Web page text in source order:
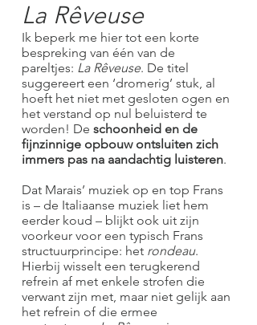
La Rêveuse
Ik beperk me hier tot een korte
bespreking van één van de
pareltjes: La Rêveuse. De titel
suggereert een ‘dromerig’ stuk, al
hoeft het niet met gesloten ogen en
het verstand op nul beluisterd te
worden! De schoonheid en de
fijnzinnige opbouw ontsluiten zich
immers pas na aandachtig luisteren.
Dat Marais’ muziek op en top Frans
is – de Italiaanse muziek liet hem
eerder koud – blijkt ook uit zijn
voorkeur voor een typisch Frans
structuurprincipe: het rondeau.
Hierbij wisselt een terugkerend
refrein af met enkele strofen die
verwant zijn met, maar niet gelijk aan
het refrein of die ermee